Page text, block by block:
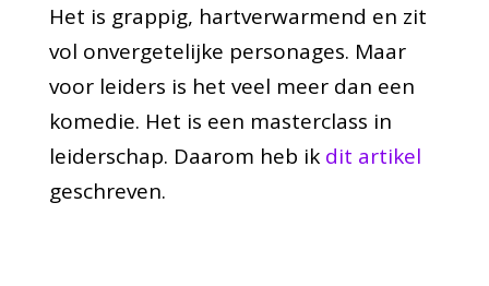
Het is grappig, hartverwarmend en zit
vol onvergetelijke personages. Maar
voor leiders is het veel meer dan een
komedie. Het is een masterclass in
leiderschap. Daarom heb ik dit artikel
geschreven.